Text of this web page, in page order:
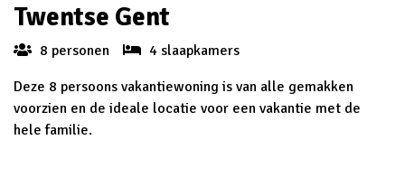
Twentse Gent
8 personen
4 slaapkamers
Deze 8 persoons vakantiewoning is van alle gemakken
voorzien en de ideale locatie voor een vakantie met de
hele familie.